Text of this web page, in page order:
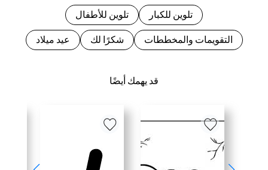
قد يهمك أيضًا
تلوين للكبار تلوين للأطفال
التقويمات والمخططات شكرًا لك عيد ميلاد